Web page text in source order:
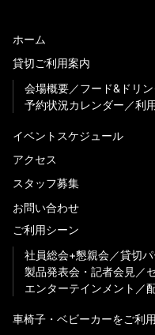
ホーム
貸切ご利用案内
会場概要
フード&ドリ
予約状況カレンダー
利
イベントスケジュール
アクセス
スタッフ募集
お問い合わせ
ご利用シーン
社員総会+懇親会
貸切
製品発表会・記者会見
エンターテインメント
車椅子・ベビーカーをご利